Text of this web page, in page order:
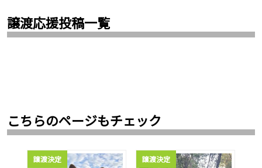
譲渡応援投稿一覧
こちらのページもチェック
譲渡決定 譲渡決定